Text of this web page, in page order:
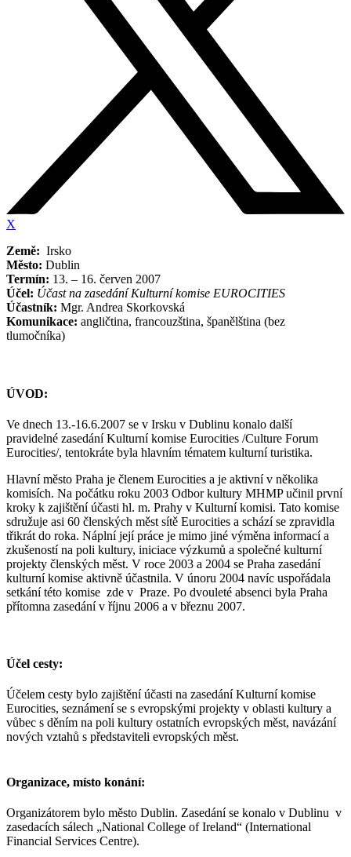
X
Země: Irsko
Město: Dublin
Termín: 13. – 16. červen 2007
Účel: Účast na zasedání Kulturní komise EUROCITIES
Účastník: Mgr. Andrea Skorkovská
Komunikace: angličtina, francouzština, španělština (bez
tlumočníka)
ÚVOD:
Ve dnech 13.-16.6.2007 se v Irsku v Dublinu konalo další
pravidelné zasedání Kulturní komise Eurocities /Culture Forum
Eurocities/, tentokráte byla hlavním tématem kulturní turistika.
Hlavní město Praha je členem Eurocities a je aktivní v několika
komisích. Na počátku roku 2003 Odbor kultury MHMP učinil první
kroky k zajištění účasti hl. m. Prahy v Kulturní komisi. Tato komise
sdružuje asi 60 členských měst sítě Eurocities a schází se zpravidla
třikrát do roka. Náplní její práce je mimo jiné výměna informací a
zkušeností na poli kultury, iniciace výzkumů a společné kulturní
projekty členských měst. V roce 2003 a 2004 se Praha zasedání
kulturní komise aktivně účastnila. V únoru 2004 navíc uspořádala
setkání této komise zde v Praze. Po dvouleté absenci byla Praha
přítomna zasedání v říjnu 2006 a v březnu 2007.
Účel cesty:
Účelem cesty bylo zajištění účasti na zasedání Kulturní komise
Eurocities, seznámení se s evropskými projekty v oblasti kultury a
vůbec s děním na poli kultury ostatních evropských měst, navázání
nových vztahů s představiteli evropských měst.
Organizace, místo konání:
Organizátorem bylo město Dublin. Zasedání se konalo v Dublinu v
zasedacích sálech „National College of Ireland“ (International
Financial Services Centre).